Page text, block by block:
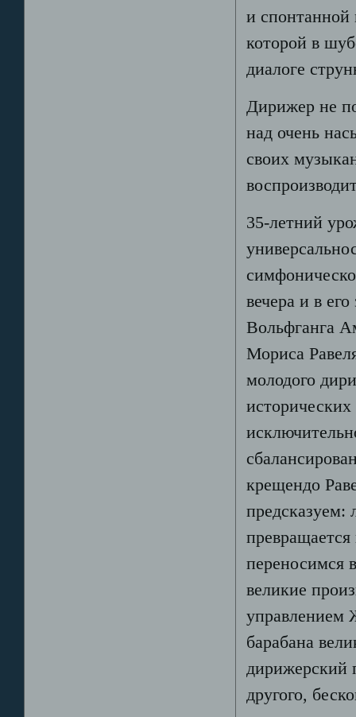
и спонтанной
которой в
диалоге
Дирижер не
над очень
своих
35-летний
вечера и в
Вольфганга
Мориса
молодого
крещендо
предсказуем:
переносимся
великие
управлением
барабана
дирижерский
другого,